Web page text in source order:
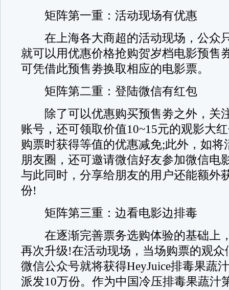
矩阵第一重：活动现场有优惠
在上海各大商超的活动现场，公众
就可以用优惠价格抢购贺岁档电影预售
可凭借此预售劵换取相应的电影票。
矩阵第二重：登陆微信有红包
除了可以优惠购买预售劵之外，关
账号，还可领取价值10~15元的观影大
购票时获得等值的优惠减免;此外，如将
朋友圈，还可邀请微信好友参加微信电
与此同时，分享给朋友的用户还能额外
份!
矩阵第三重：边看电影边排毒
在逐渐完善票务选购体验的基础上
再次升级!在活动现场，当场购票的观众
微信公众号就将获得HeyJuice排毒果蔬
派发10万份。作为中国冷压排毒果蔬汁